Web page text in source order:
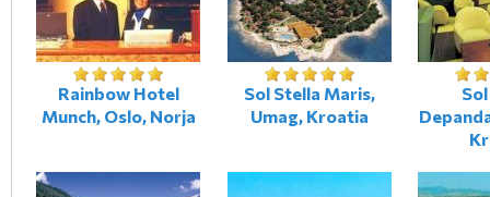
Rainbow Hotel
Munch, Oslo, Norja
Sol Stella Maris,
Umag, Kroatia